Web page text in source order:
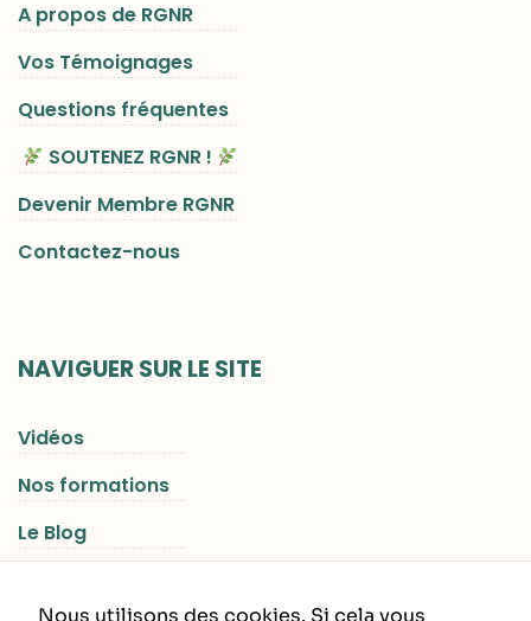
A propos de RGNR
Vos Témoignages
Questions fréquentes
SOUTENEZ RGNR !
Devenir Membre RGNR
Contactez-nous
NAVIGUER SUR LE SITE
Vidéos
Nos formations
Le Blog
Nous utilisons des cookies. Si cela vous